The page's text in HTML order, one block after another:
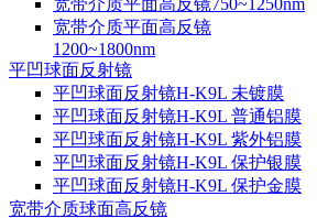
宽带介质平面高反镜750~1250nm
宽带介质平面高反镜
1200~1800nm
平凹球面反射镜
平凹球面反射镜H-K9L 未镀膜
平凹球面反射镜H-K9L 普通铝膜
平凹球面反射镜H-K9L 紫外铝膜
平凹球面反射镜H-K9L 保护银膜
平凹球面反射镜H-K9L 保护金膜
宽带介质球面高反镜